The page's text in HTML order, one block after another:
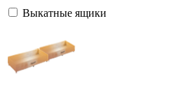
Выкатные ящики